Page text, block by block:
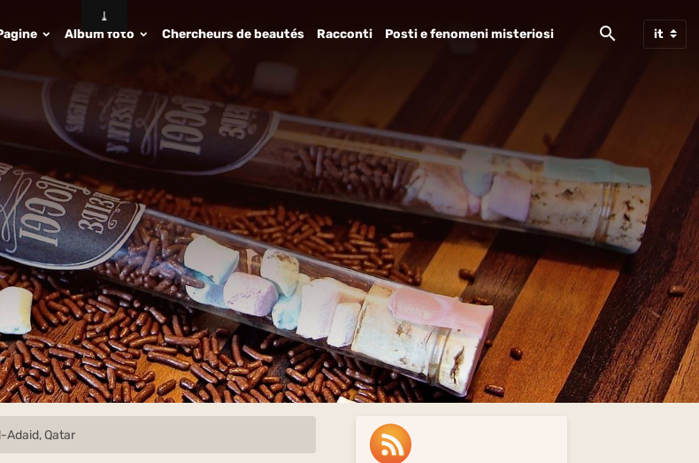
Album foto Chercheurs de beautés Racconti Posti e fenomeni misteriosi
Adaid, Qatar